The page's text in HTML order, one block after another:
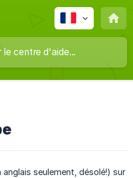
seulement, désolé!) sur